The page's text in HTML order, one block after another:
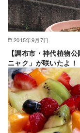
2015年9月7日
【調布市・神代植物
ニャク」が咲いたよ！